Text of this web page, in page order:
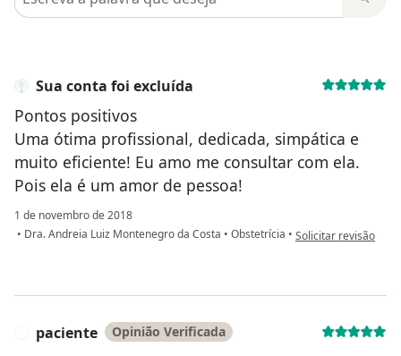
Sua conta foi excluída
Pontos positivos
Uma ótima profissional, dedicada, simpática e
muito eficiente! Eu amo me consultar com ela.
Pois ela é um amor de pessoa!
1 de novembro de 2018
• Dra. Andreia Luiz Montenegro da Costa • Obstetrícia • na opinião do
Solicitar revisão
paciente Opinião Verificada